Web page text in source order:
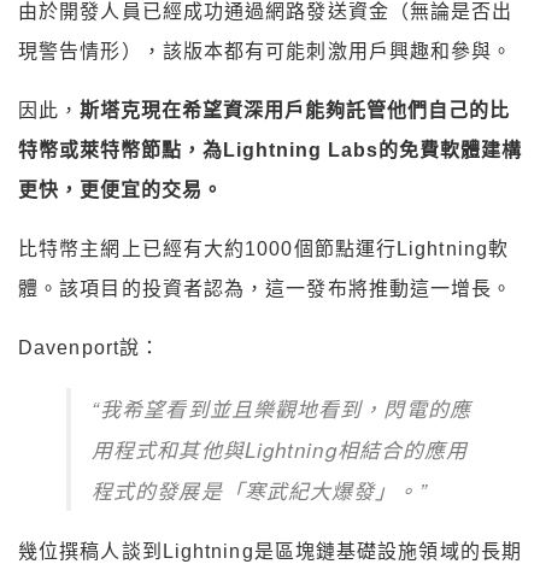
由於開發人員已經成功通過網路發送資金（無論是否出
現警告情形），該版本都有可能刺激用戶興趣和參與。
因此，斯塔克現在希望資深用戶能夠託管他們自己的比
特幣或萊特幣節點，為Lightning Labs的免費軟體建構
更快，更便宜的交易。
比特幣主網上已經有大約1000個節點運行Lightning軟
體。該項目的投資者認為，這一發布將推動這一增長。
Davenport說：
“我希望看到並且樂觀地看到，閃電的應
用程式和其他與Lightning相結合的應用
程式的發展是「寒武紀大爆發」。”
幾位撰稿人談到Lightning是區塊鏈基礎設施領域的長期